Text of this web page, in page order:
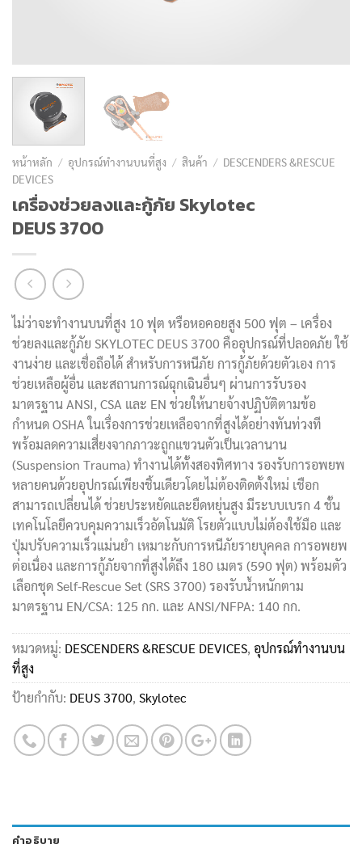
หน้าหลัก / อุปกรณ์ทำงานบนที่สูง / สินค้า / DESCENDERS &RESCUE
DEVICES
เครื่องช่วยลงและกู้ภัย Skylotec
DEUS 3700
ไม่ว่าจะทำงานบนที่สูง 10 ฟุต หรือหอคอยสูง 500 ฟุต – เครื่อง
ช่วยลงและกู้ภัย SKYLOTEC DEUS 3700 คืออุปกรณ์ที่ปลอดภัย ใช้
งานง่าย และเชื่อถือได้ สำหรับการหนีภัย การกู้ภัยด้วยตัวเอง การ
ช่วยเหลือผู้อื่น และสถานการณ์ฉุกเฉินอื่นๆ ผ่านการรับรอง
มาตรฐาน ANSI, CSA และ EN ช่วยให้นายจ้างปฏิบัติตามข้อ
กำหนด OSHA ในเรื่องการช่วยเหลือจากที่สูงได้อย่างทันท่วงที
พร้อมลดความเสี่ยงจากภาวะถูกแขวนตัวเป็นเวลานาน
(Suspension Trauma) ทำงานได้ทั้งสองทิศทาง รองรับการอพยพ
หลายคนด้วยอุปกรณ์เพียงชิ้นเดียวโดยไม่ต้องติดตั้งใหม่ เชือก
สามารถเปลี่ยนได้ ช่วยประหยัดและยืดหยุ่นสูง มีระบบเบรก 4 ชั้น
เทคโนโลยีควบคุมความเร็วอัตโนมัติ โรยตัวแบบไม่ต้องใช้มือ และ
ปุ่มปรับความเร็วแม่นยำ เหมาะกับการหนีภัยรายบุคคล การอพยพ
ต่อเนื่อง และการกู้ภัยจากที่สูงได้ถึง 180 เมตร (590 ฟุต) พร้อมตัว
เลือกชุด Self-Rescue Set (SRS 3700) รองรับน้ำหนักตาม
มาตรฐาน EN/CSA: 125 กก. และ ANSI/NFPA: 140 กก.
หมวดหมู่: DESCENDERS &RESCUE DEVICES, อุปกรณ์ทำงานบน
ที่สูง
ป้ายกำกับ: DEUS 3700, Skylotec
คำอธิบาย